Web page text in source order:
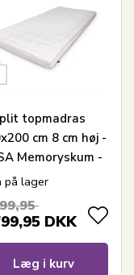
topmadras
cm 8 cm høj -
Memoryskum -
trykaflastende
på lager
DKK
Læg i kurv